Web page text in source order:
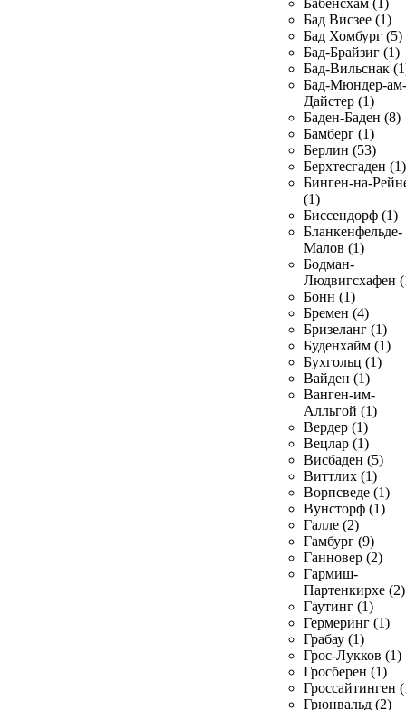
Бабенсхам (1)
Бад Висзее (1)
Бад Хомбург (5)
Бад-Брайзиг (1)
Бад-Вильснак
Бад-Мюндер-ам-
Дайстер (1)
Баден-Баден (8)
Бамберг (1)
Берлин (53)
Берхтесгаден (1)
Бинген-на-
(1)
Биссендорф (1)
Бланкенфельде-
Малов (1)
Бодман-
Людвигсхафен
Бонн (1)
Бремен (4)
Бризеланг (1)
Буденхайм (1)
Бухгольц (1)
Вайден (1)
Ванген-им-
Алльгой (1)
Вердер (1)
Вецлар (1)
Висбаден (5)
Виттлих (1)
Ворпсведе (1)
Вунсторф (1)
Галле (2)
Гамбург (9)
Ганновер (2)
Гармиш-
Партенкирхе (2)
Гаутинг (1)
Гермеринг (1)
Грабау (1)
Грос-Лукков (1)
Гросберен (1)
Гроссайтинген
Грюнвальд (2)